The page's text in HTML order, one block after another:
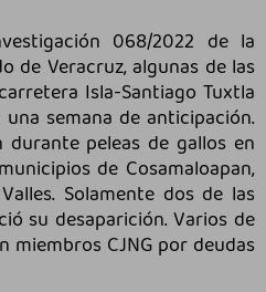
068/2022 de la
de Veracruz, algunas de las
Isla-Santiago Tuxtla
semana de anticipación.
peleas de gallos en
de Cosamaloapan,
Solamente dos de las
su desaparición. Varios de
CJNG por deudas